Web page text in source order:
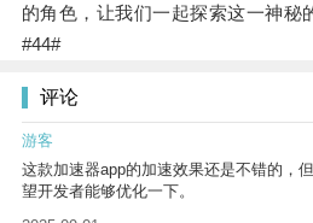
的角色，让我们一起探索这一神秘
#44#
评论
游客
这款加速器app的加速效果还是不错的，
望开发者能够优化一下。